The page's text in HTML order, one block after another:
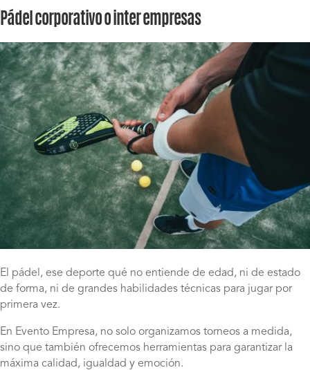
Pádel corporativo o inter empresas
El pádel, ese deporte qué no entiende de edad, ni de estado
de forma, ni de grandes habilidades técnicas para jugar por
primera vez.
En Evento Empresa, no solo organizamos torneos a medida,
sino que también ofrecemos herramientas para garantizar la
máxima calidad, igualdad y emoción.